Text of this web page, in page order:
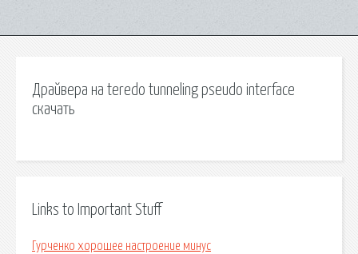
Драйвера на teredo tunneling pseudo interface
скачать
Links to Important Stuff
Гурченко хорошее настроение минус